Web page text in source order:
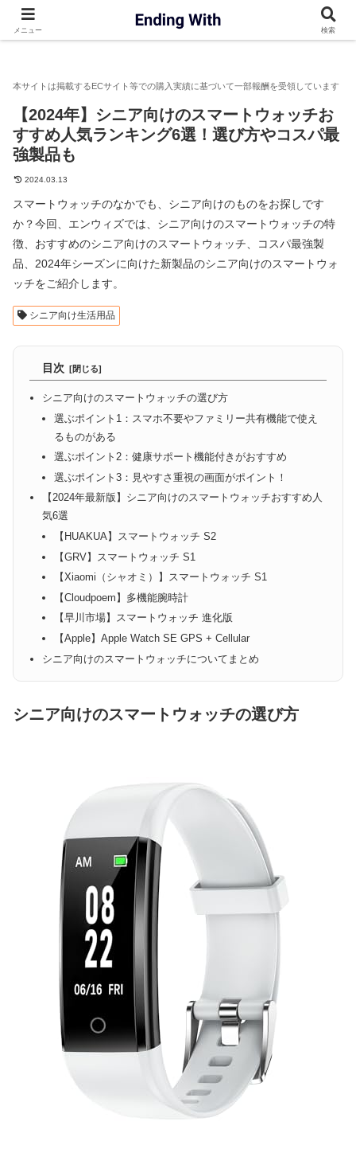
シニア向け生活用品 【2024年】シニア向けのスマ
【2024年】シニア向けのスマートウォッチお
すすめ人気ランキング6選！選び方やコスパ最
強製品も
2024.03.13
スマートウォッチのなかでも、シニア向けのものをお探しです
か？今回、エンウィズでは、シニア向けのスマートウォッチの特
徴、おすすめのシニア向けのスマートウォッチ、コスパ最強製
品、2024年シーズンに向けた新製品のシニア向けのスマートウォ
ッチをご紹介します。
シニア向け生活用品
目次
シニア向けのスマートウォッチの選び方
選ぶポイント1：スマホ不要やファミリー共有機能で使え
るものがある
選ぶポイント2：健康サポート機能付きがおすすめ
選ぶポイント3：見やすさ重視の画面がポイント！
【2024年最新版】シニア向けのスマートウォッチおすすめ人
気6選
【HUAKUA】スマートウォッチ S2
【GRV】スマートウォッチ S1
【Xiaomi（シャオミ）】スマートウォッチ S1
【Cloudpoem】多機能腕時計
【早川市場】スマートウォッチ 進化版
【Apple】Apple Watch SE GPS + Cellular
シニア向けのスマートウォッチについてまとめ
シニア向けのスマートウォッチの選び方
メニュー 検索